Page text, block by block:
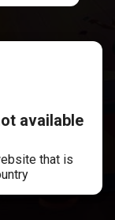
available
that is